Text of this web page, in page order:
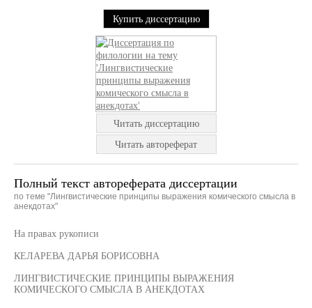
Купить диссертацию
Читать диссертацию
Читать автореферат
Полный текст автореферата диссертации
по теме "Лингвистические принципы выражения комического смысла в
анекдотах"
На правах рукописи
КЕЛАРЕВА ДАРЬЯ БОРИСОВНА
ЛИНГВИСТИЧЕСКИЕ ПРИНЦИПЫ ВЫРАЖЕНИЯ
КОМИЧЕСКОГО СМЫСЛА В АНЕКДОТАХ